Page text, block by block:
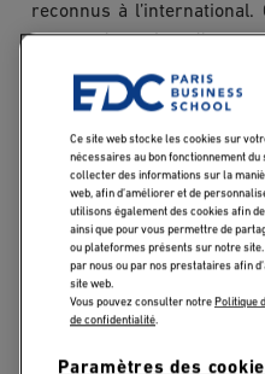
reconnus à
un grand nombre
dans la vie active
professionnelle. Alors,
Qu’est-ce
of Science?
Choisir un MSc In pour
d’un diplôme de haut
dans de nombreux
Ce site web stocke les cookies sur
nécessaires au bon fonctionnement du
collecter des informations sur la
web, afin d’améliorer et de
utilisons également des cookies afin
ainsi que pour vous permettre de
ou plateformes présents sur notre
par nous ou par nos prestataires afin
site web.
Vous pouvez consulter notrePolitique
de confidentialité.
Paramètres des